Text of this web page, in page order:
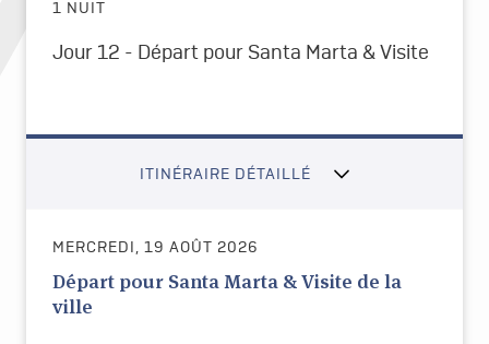
1 NUIT
Jour 12 - Départ pour Santa Marta & Visite
ITINÉRAIRE DÉTAILLÉ
MERCREDI, 19 AOÛT 2026
Départ pour Santa Marta & Visite de la
ville